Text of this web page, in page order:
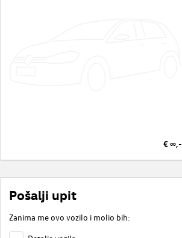
€ ∞,-
Pošalji upit
Zanima me ovo vozilo i molio bih: